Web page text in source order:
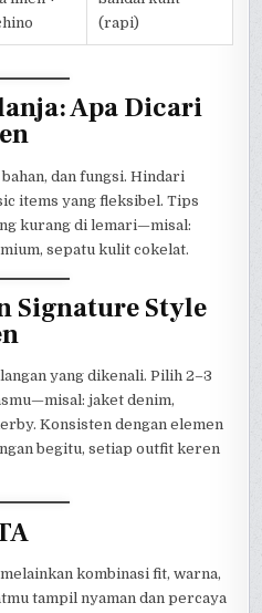
(rapi)
Apa Dicari
dan fungsi. Hindari
items yang fleksibel. Tips
kurang di lemari—misal:
sepatu kulit cokelat.
Signature Style
yang dikenali. Pilih 2–3
jaket denim,
Konsisten dengan elemen
begitu, setiap outfit keren
kombinasi fit, warna,
tampil nyaman dan percaya